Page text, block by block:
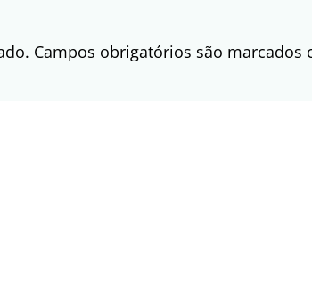
Campos obrigatórios são marcados